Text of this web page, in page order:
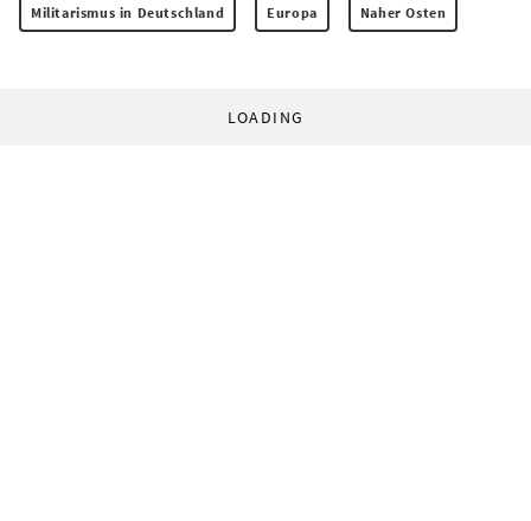
Militarismus in Deutschland Europa Naher Osten
LOADING